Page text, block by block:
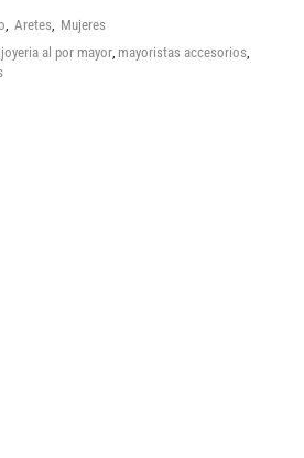
Aretes Mujeres
joyeria al por mayor mayoristas accesorios